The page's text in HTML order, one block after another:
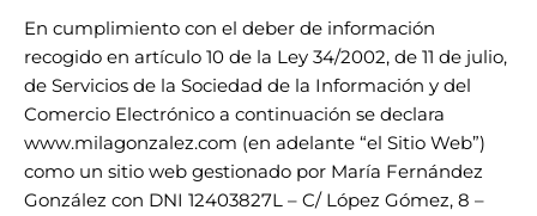
En cumplimiento con el deber de información
recogido en artículo 10 de la Ley 34/2002, de 11 de julio,
de Servicios de la Sociedad de la Información y del
Comercio Electrónico a continuación se declara
www.milagonzalez.com (en adelante “el Sitio Web”)
como un sitio web gestionado por María Fernández
González con DNI 12403827L – C/ López Gómez, 8 –